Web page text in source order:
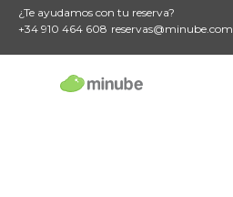
¿Te ayudamos con tu reserva?
+34 910 464 608 reservas@minube.com